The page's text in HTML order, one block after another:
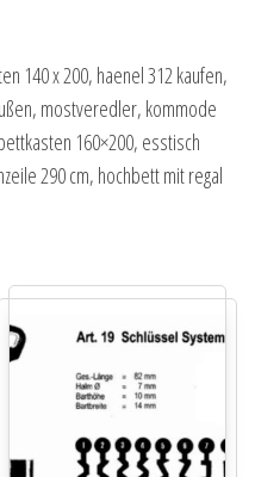
140 x 200, haenel 312 kaufen,
mostveredler, kommode
160×200, esstisch
290 cm, hochbett mit regal